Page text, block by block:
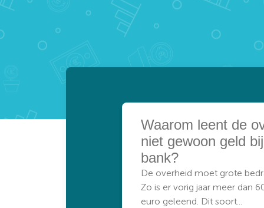
Waarom leent de
niet gewoon geld
bank?
De overheid moet grote
Zo is er vorig jaar meer dan
euro geleend. Dit soort...